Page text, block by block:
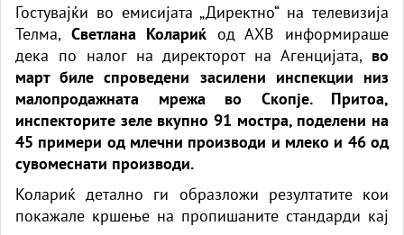
Гостувајќи во емисијата „Директно“ на телевизија
Телма, Светлана Колариќ од АХВ информираше
дека по налог на директорот на Агенцијата, во
март биле спроведени засилени инспекции низ
малопродажната мрежа во Скопје. Притоа,
инспекторите зеле вкупно 91 мостра, поделени на
45 примери од млечни производи и млеко и 46 од
сувомеснати производи.
Колариќ детално ги образложи резултатите кои
покажале кршење на пропишаните стандарди кај